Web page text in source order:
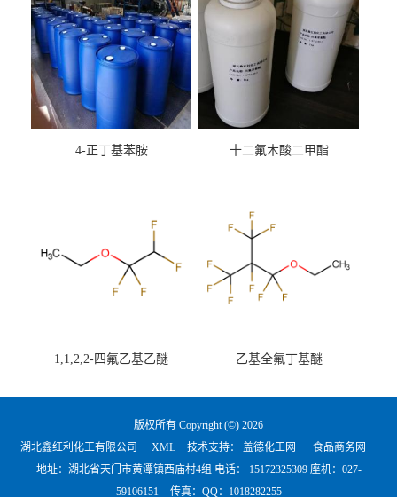
4-正丁基苯胺 十二氟木酸二甲酯
1,1,2,2-四氟乙基乙醚 乙基全氟丁基醚
版权所有 Copyright (©) 2026
湖北鑫红利化工有限公司
XML 技术支持： 盖德化工网
食品商务网
地址：湖北省天门市黄潭镇西庙村4组 电话：
15172325309 座机：027-
59106151
传真：QQ：1018282255